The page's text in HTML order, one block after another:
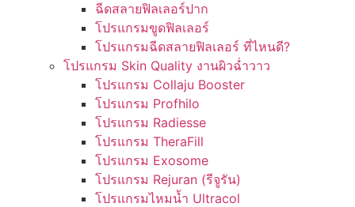
ฉีดสลายฟิลเลอร์ปาก
โปรแกรมขูดฟิลเลอร์
โปรแกรมฉีดสลายฟิลเลอร์ ที่ไหนดี?
โปรแกรม Skin Quality งานผิวฉ่ำวาว
โปรแกรม Collaju Booster
โปรแกรม Profhilo
โปรแกรม Radiesse
โปรแกรม TheraFill
โปรแกรม Exosome
โปรแกรม Rejuran (รีจูรัน)
โปรแกรมไหมน้ำ Ultracol